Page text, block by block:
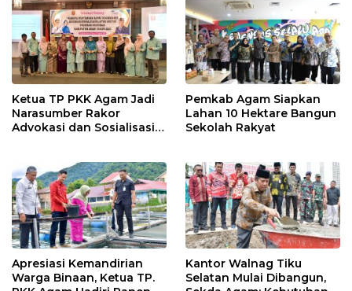
Ketua TP PKK Agam Jadi
Narasumber Rakor
Advokasi dan Sosialisasi
Pemkab Agam Siapkan
Lahan 10 Hektare Bangun
Sekolah Rakyat
Apresiasi Kemandirian
Warga Binaan, Ketua TP.
Kantor Walnag Tiku
Selatan Mulai Dibangun,